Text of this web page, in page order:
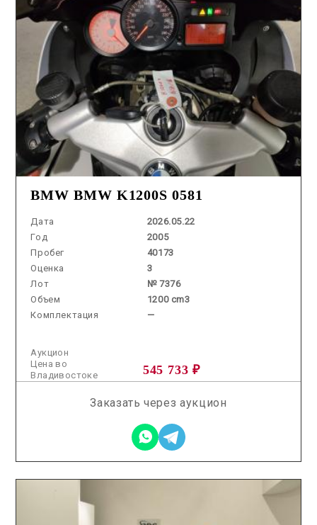
BMW BMW K1200S 0581
Дата
2026.05.22
Год
2005
Пробег
40173
Оценка
3
Лот
№ 7376
Объем
1200 cm3
Комплектация
—
Аукцион
545 733 ₽
Цена во
Владивостоке
Заказать через аукцион